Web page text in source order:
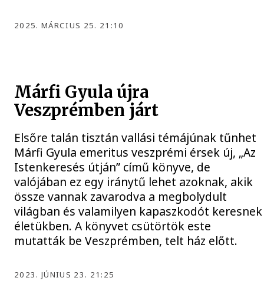
2025. MÁRCIUS 25. 21:10
Márfi Gyula újra
Veszprémben járt
Elsőre talán tisztán vallási témájúnak tűnhet
Márfi Gyula emeritus veszprémi érsek új, „Az
Istenkeresés útján” című könyve, de
valójában ez egy iránytű lehet azoknak, akik
össze vannak zavarodva a megbolydult
világban és valamilyen kapaszkodót keresnek
életükben. A könyvet csütörtök este
mutatták be Veszprémben, telt ház előtt.
2023. JÚNIUS 23. 21:25